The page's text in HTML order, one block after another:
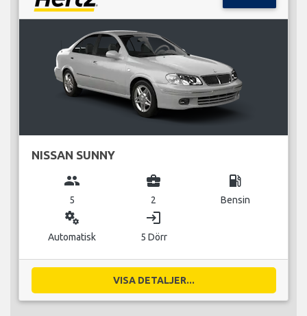
NISSAN SUNNY
group
5
business_center
2
local_gas_station
Bensin
miscellaneous_services
Automatisk
login
5 Dörr
VISA DETALJER...